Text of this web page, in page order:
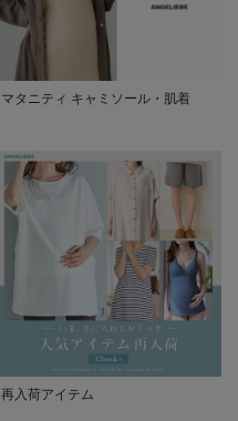
マタニティ キャミソール・肌着
再入荷アイテム